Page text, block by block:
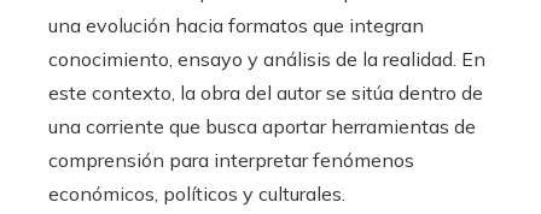
una evolución hacia formatos que integran
conocimiento, ensayo y análisis de la realidad. En
este contexto, la obra del autor se sitúa dentro de
una corriente que busca aportar herramientas de
comprensión para interpretar fenómenos
económicos, políticos y culturales.